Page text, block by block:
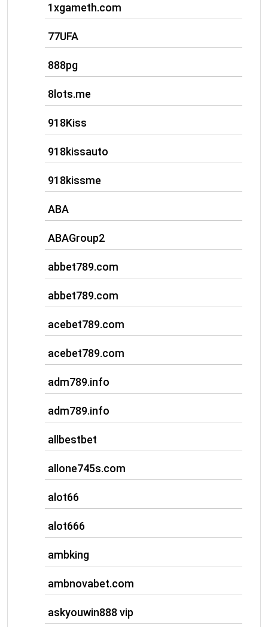
1xgameth.com
77UFA
888pg
8lots.me
918Kiss
918kissauto
918kissme
ABA
ABAGroup2
abbet789.com
abbet789.com
acebet789.com
acebet789.com
adm789.info
adm789.info
allbestbet
allone745s.com
alot66
alot666
ambking
ambnovabet.com
askyouwin888 vip